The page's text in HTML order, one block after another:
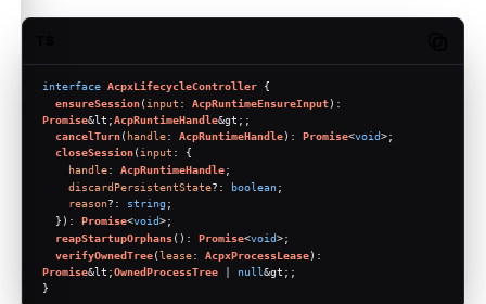
interface AcpxLifecycleController {
ensureSession( input : AcpRuntimeEnsureInput
Promise&lt;AcpRuntimeHandle&gt;;
cancelTurn( handle: AcpRuntimeHandle): Promise<void>;
closeSession( input : {
handle: AcpRuntimeHandle;
discardPersistentState?: boolean;
reason?: string ;
  }):
Promise<void>;
reapStartupOrphans(): Promise<void>;
verifyOwnedTree(lease: AcpxProcessLease
Promise&lt;OwnedProcessTree | null&gt;;
}